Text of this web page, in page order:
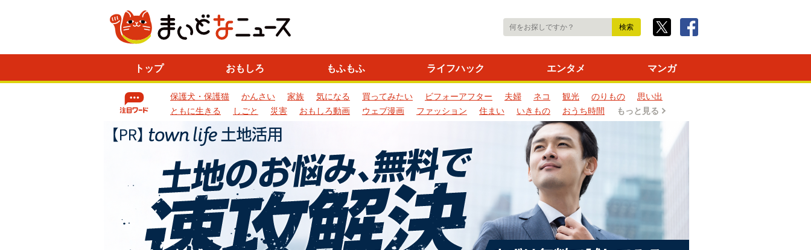
トップ おもしろ もふもふ ライフハック エンタメ マンガ
保護犬・保護猫 かんさい 家族 気になる 買ってみたい ビフォーアフター 夫婦 ネコ 観光 のりもの
思い出
ともに生きる
しごと 災害 おもしろ動画 ウェブ漫画 ファッション 住まい いきもの おうち時間 もっと見る